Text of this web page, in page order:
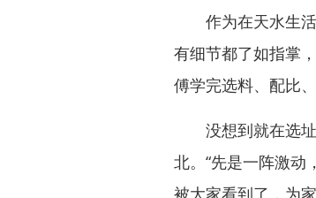
作为在天水生活
有细节都了如指掌
傅学完选料、配比
没想到就在选址
北。“先是一阵激动
被大家看到了，为